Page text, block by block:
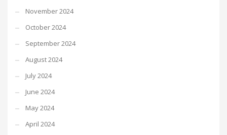
November 2024
October 2024
September 2024
August 2024
July 2024
June 2024
May 2024
April 2024